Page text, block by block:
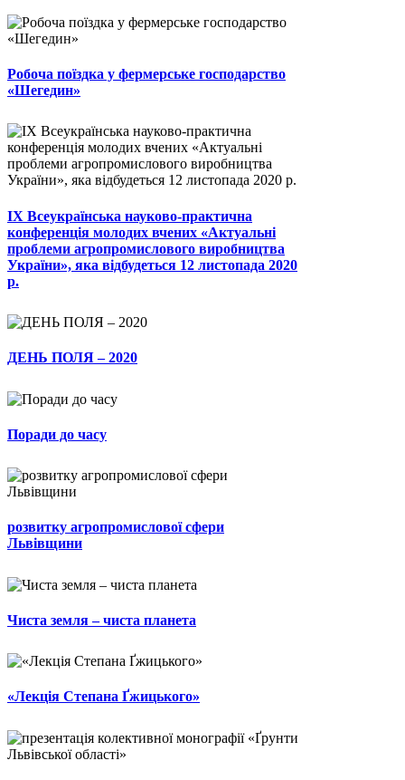
Робоча поїздка у фермерське господарство
«Шегедин»
ІХ Всеукраїнська науково-практична
конференція молодих вчених «Актуальні
проблеми агропромислового виробництва
України», яка відбудеться 12 листопада 2020
р.
ДЕНЬ ПОЛЯ – 2020
Поради до часу
розвитку агропромислової сфери
Львівщини
Чиста земля – чиста планета
«Лекція Степана Ґжицького»